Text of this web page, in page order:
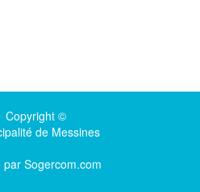
Copyright ©
de Messines
par Sogercom.com